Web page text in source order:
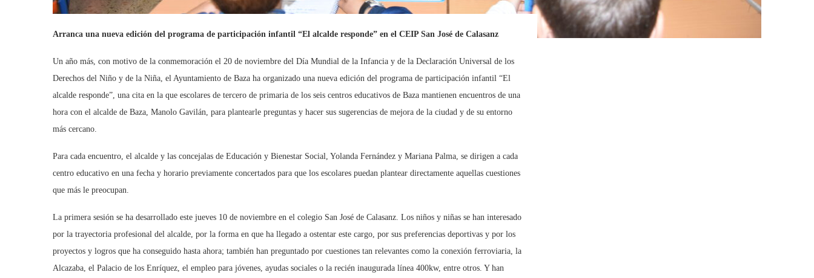
Arranca una nueva edición del programa de participación infantil “El alcalde responde” en el CEIP San José de Calasanz
Un año más, con motivo de la conmemoración el 20 de noviembre del Día Mundial de la Infancia y de la Declaración Universal de los
Derechos del Niño y de la Niña, el Ayuntamiento de Baza ha organizado una nueva edición del programa de participación infantil “El
alcalde responde”, una cita en la que escolares de tercero de primaria de los seis centros educativos de Baza mantienen encuentros de una
hora con el alcalde de Baza, Manolo Gavilán, para plantearle preguntas y hacer sus sugerencias de mejora de la ciudad y de su entorno
más cercano.
Para cada encuentro, el alcalde y las concejalas de Educación y Bienestar Social, Yolanda Fernández y Mariana Palma, se dirigen a cada
centro educativo en una fecha y horario previamente concertados para que los escolares puedan plantear directamente aquellas cuestiones
que más le preocupan.
La primera sesión se ha desarrollado este jueves 10 de noviembre en el colegio San José de Calasanz. Los niños y niñas se han interesado
por la trayectoria profesional del alcalde, por la forma en que ha llegado a ostentar este cargo, por sus preferencias deportivas y por los
proyectos y logros que ha conseguido hasta ahora; también han preguntado por cuestiones tan relevantes como la conexión ferroviaria, la
Alcazaba, el Palacio de los Enríquez, el empleo para jóvenes, ayudas sociales o la recién inaugurada línea 400kw, entre otros. Y han